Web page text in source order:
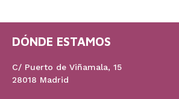
DÓNDE ESTAMOS
C/ Puerto de Viñamala, 15
28018 Madrid